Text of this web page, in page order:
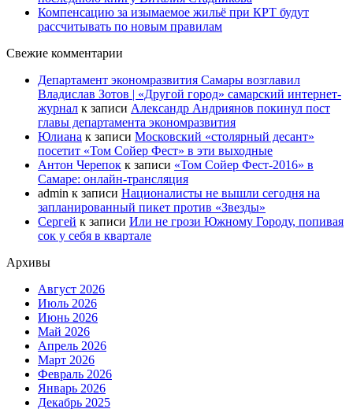
Компенсацию за изымаемое жильё при КРТ будут
рассчитывать по новым правилам
Свежие комментарии
Департамент экономразвития Самары возглавил
Владислав Зотов | «Другой город» самарский интернет-
журнал к записи Александр Андриянов покинул пост
главы департамента экономразвития
Юлиана к записи Московский «столярный десант»
посетит «Том Сойер Фест» в эти выходные
Антон Черепок к записи «Том Сойер Фест-2016» в
Самаре: онлайн-трансляция
admin к записи Националисты не вышли сегодня на
запланированный пикет против «Звезды»
Сергей к записи Или не грози Южному Городу, попивая
сок у себя в квартале
Архивы
Август 2026
Июль 2026
Июнь 2026
Май 2026
Апрель 2026
Март 2026
Февраль 2026
Январь 2026
Декабрь 2025